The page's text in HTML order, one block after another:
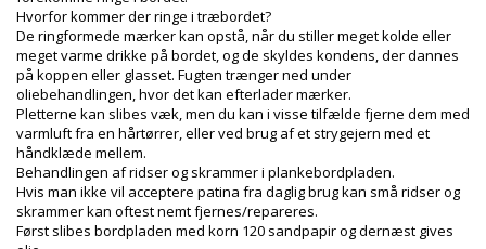
Hvorfor kommer der ringe i træbordet?
De ringformede mærker kan opstå, når du stiller meget kolde eller
meget varme drikke på bordet, og de skyldes kondens, der dannes
på koppen eller glasset. Fugten trænger ned under
oliebehandlingen, hvor det kan efterlader mærker.
Pletterne kan slibes væk, men du kan i visse tilfælde fjerne dem med
varmluft fra en hårtørrer, eller ved brug af et strygejern med et
håndklæde mellem.
Behandlingen af ridser og skrammer i plankebordpladen.
Hvis man ikke vil acceptere patina fra daglig brug kan små ridser og
skrammer kan oftest nemt fjernes/repareres.
Først slibes bordpladen med korn 120 sandpapir og dernæst gives